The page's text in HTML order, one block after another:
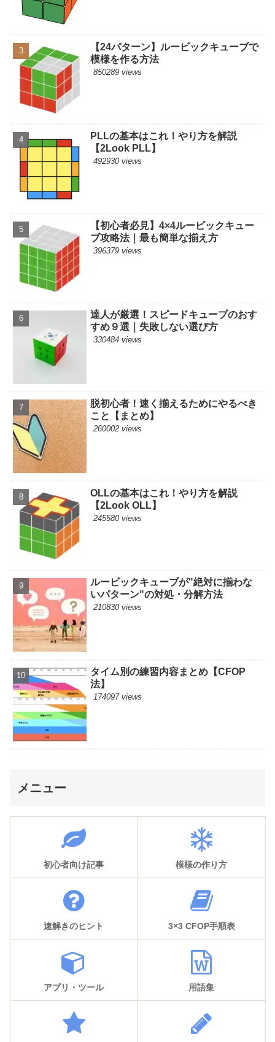
【24パターン】ルービックキューブで
模様を作る方法
850289 views
PLLの基本はこれ！やり方を解説
【2Look PLL】
492930 views
【初心者必見】4×4ルービックキュー
ブ攻略法｜最も簡単な揃え方
396379 views
達人が厳選！スピードキューブのおす
すめ９選｜失敗しない選び方
330484 views
脱初心者！速く揃えるためにやるべき
こと【まとめ】
260002 views
OLLの基本はこれ！やり方を解説
【2Look OLL】
245580 views
ルービックキューブが"絶対に揃わな
いパターン"の対処・分解方法
210830 views
タイム別の練習内容まとめ【CFOP
法】
174097 views
メニュー
初心者向け記事 模様の作り方
速解きのヒント 3×3 CFOP手順表
アプリ・ツール 用語集